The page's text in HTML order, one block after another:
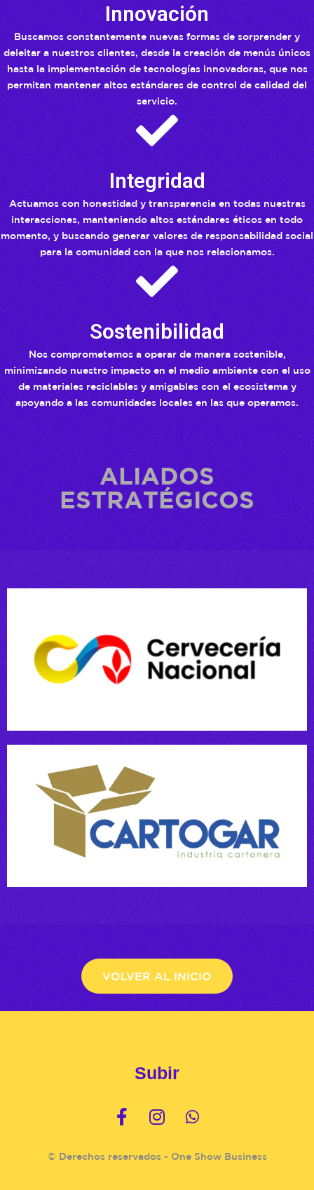
Innovación
Buscamos constantemente nuevas formas de sorprender y
deleitar a nuestros clientes, desde la creación de menús únicos
hasta la implementación de tecnologías innovadoras, que nos
permitan mantener altos estándares de control de calidad del
servicio.
Integridad
Actuamos con honestidad y transparencia en todas nuestras
interacciones, manteniendo altos estándares éticos en todo
momento, y buscando generar valores de responsabilidad social
para la comunidad con la que nos relacionamos.
Sostenibilidad
Nos comprometemos a operar de manera sostenible,
minimizando nuestro impacto en el medio ambiente con el uso
de materiales reciclables y amigables con el ecosistema y
apoyando a las comunidades locales en las que operamos.
ALIADOS
ESTRATÉGICOS
VOLVER AL INICIO
Subir
© Derechos reservados - One Show Business